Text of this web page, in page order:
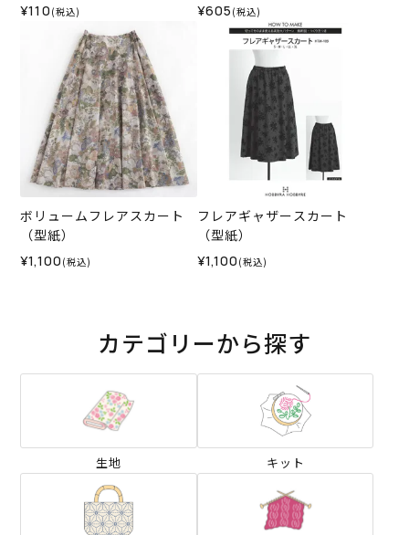
¥110 (税込) ¥605 (税込)
ボリュームフレアスカート
（型紙）
¥1,100 (税込)
フレアギャザースカート
（型紙）
¥1,100 (税込)
カテゴリーから探す
生地 キット